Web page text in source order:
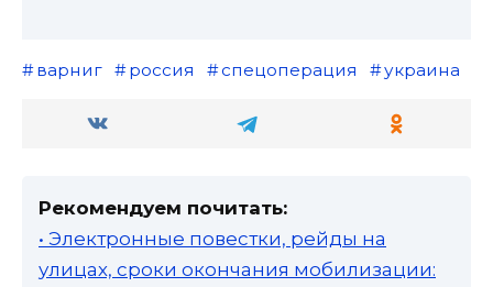
варниг россия спецоперация украина
Рекомендуем почитать:
• Электронные повестки, рейды на
улицах, сроки окончания мобилизации: